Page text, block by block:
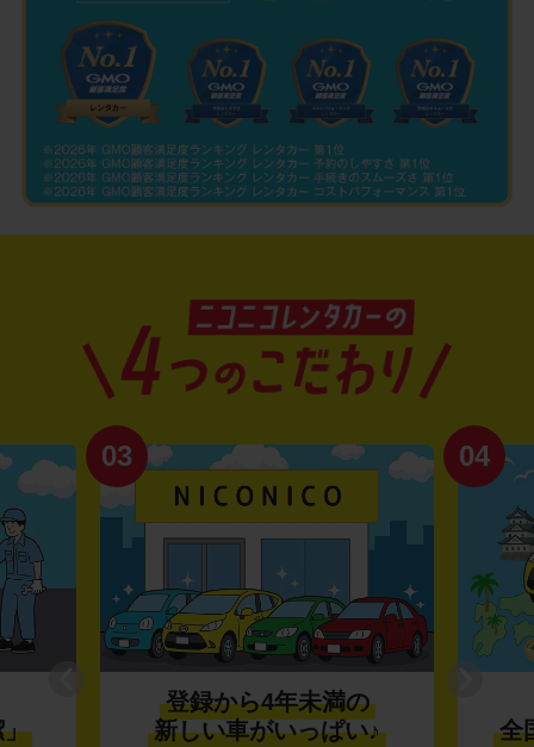
」
03
登録から4年未満の
新しい車がいっぱい♪
04
全